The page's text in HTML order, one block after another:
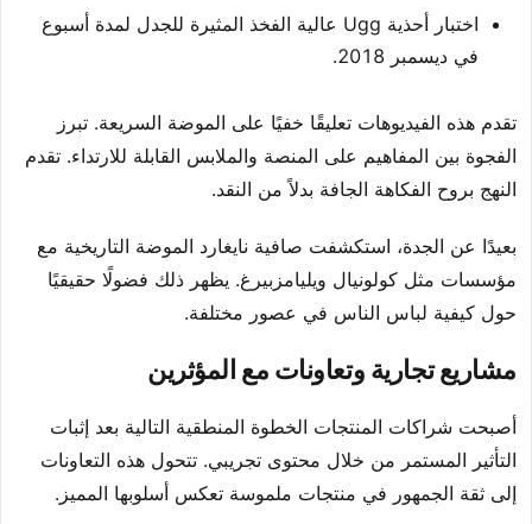
اختبار أحذية Ugg عالية الفخذ المثيرة للجدل لمدة أسبوع
في ديسمبر 2018.
تقدم هذه الفيديوهات تعليقًا خفيًا على الموضة السريعة. تبرز
الفجوة بين المفاهيم على المنصة والملابس القابلة للارتداء. تقدم
النهج بروح الفكاهة الجافة بدلاً من النقد.
بعيدًا عن الجدة، استكشفت صافية نايغارد الموضة التاريخية مع
مؤسسات مثل كولونيال ويليامزبيرغ. يظهر ذلك فضولًا حقيقيًا
حول كيفية لباس الناس في عصور مختلفة.
مشاريع تجارية وتعاونات مع المؤثرين
أصبحت شراكات المنتجات الخطوة المنطقية التالية بعد إثبات
التأثير المستمر من خلال محتوى تجريبي. تتحول هذه التعاونات
إلى ثقة الجمهور في منتجات ملموسة تعكس أسلوبها المميز.